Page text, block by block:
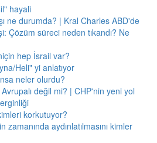
hayali
ne durumda? | Kral Charles ABD'de
Çözüm süreci neden tıkandı? Ne
hep İsrail var?
Heli" yi anlatıyor
neler olurdu?
değil mi? | CHP'nin yeni yol
korkutuyor?
aydınlatılmasını kimler